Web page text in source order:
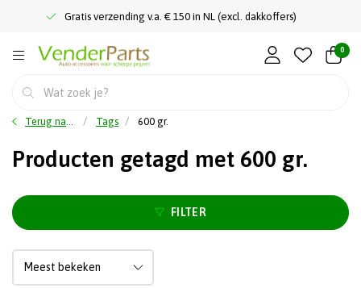
Gratis verzending v.a. € 150 in NL (excl. dakkoffers)
0
Terug naar home Tags 600 gr.
Producten getagd met 600 gr.
FILTER